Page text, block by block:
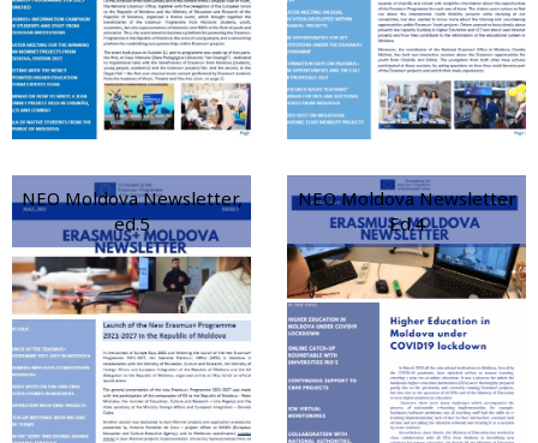
NEO Moldova Newsletter,
ed.5
NEO Moldova Newsletter
Ed.4